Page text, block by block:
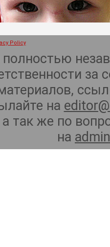
Policy
полностью
на
так же по
на